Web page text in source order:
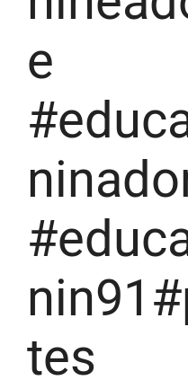
e
tes